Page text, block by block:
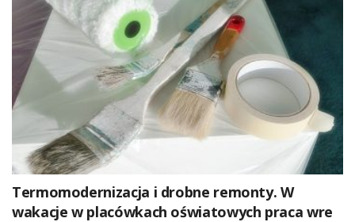
Termomodernizacja i drobne remonty. W
wakacje w placówkach oświatowych praca wre